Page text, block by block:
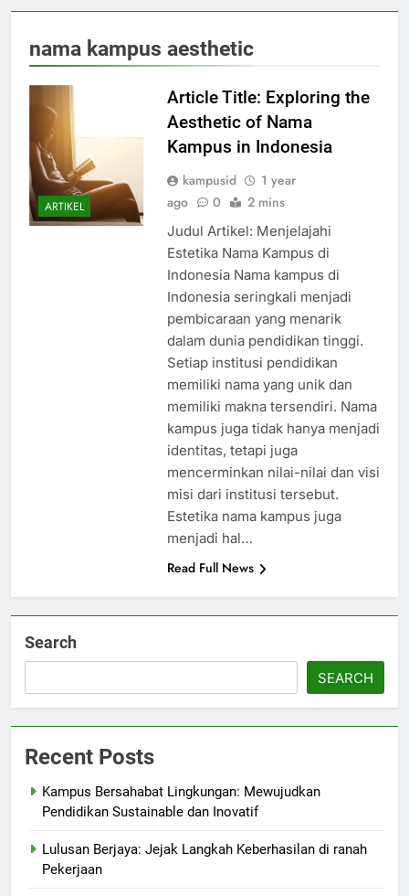
nama kampus aesthetic
ARTIKEL
Article Title: Exploring the
Aesthetic of Nama
Kampus in Indonesia
kampusid
1 year
ago
0 2 mins
Judul Artikel: Menjelajahi
Estetika Nama Kampus di
Indonesia Nama kampus di
Indonesia seringkali menjadi
pembicaraan yang menarik
dalam dunia pendidikan tinggi.
Setiap institusi pendidikan
memiliki nama yang unik dan
memiliki makna tersendiri. Nama
kampus juga tidak hanya menjadi
identitas, tetapi juga
mencerminkan nilai-nilai dan visi
misi dari institusi tersebut.
Estetika nama kampus juga
menjadi hal…
Read Full News
Search
SEARCH
Recent Posts
Kampus Bersahabat Lingkungan: Mewujudkan
Pendidikan Sustainable dan Inovatif
Lulusan Berjaya: Jejak Langkah Keberhasilan di ranah
Pekerjaan